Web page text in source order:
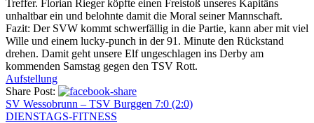
Treffer. Florian Rieger köpfte einen Freistoß unseres Kapitäns
unhaltbar ein und belohnte damit die Moral seiner Mannschaft.
Fazit: Der SVW kommt schwerfällig in die Partie, kann aber mit viel
Wille und einem lucky-punch in der 91. Minute den Rückstand
drehen. Damit geht unsere Elf ungeschlagen ins Derby am
kommenden Samstag gegen den TSV Rott.
Aufstellung
Share Post:
SV Wessobrunn – TSV Burggen 7:0 (2:0)
DIENSTAGS-FITNESS